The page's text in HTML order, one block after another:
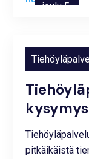
joulu 5,
pitkäikäistä